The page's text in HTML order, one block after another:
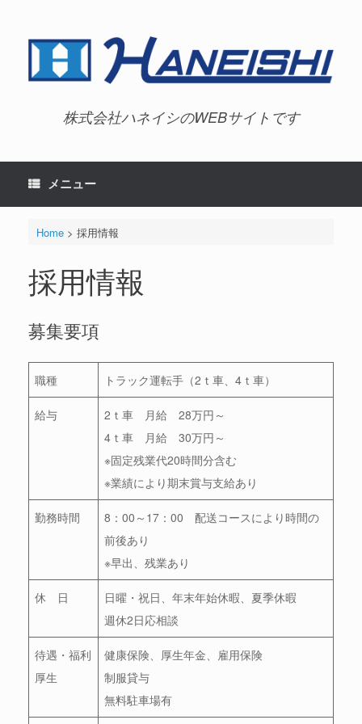
株式会社ハネイシのWEBサイトです
メニュー
Home> 採用情報
採用情報
募集要項
職種 トラック運転手（2ｔ車、4ｔ車）
給与
2ｔ車 月給 28万円～
4ｔ車 月給 30万円～
※固定残業代20時間分含む
※業績により期末賞与支給あり
勤務時間
8：00～17：00 配送コースにより時間の
前後あり
※早出、残業あり
休 日
日曜・祝日、年末年始休暇、夏季休暇
週休2日応相談
待遇・福利
厚生
健康保険、厚生年金、雇用保険
制服貸与
無料駐車場有